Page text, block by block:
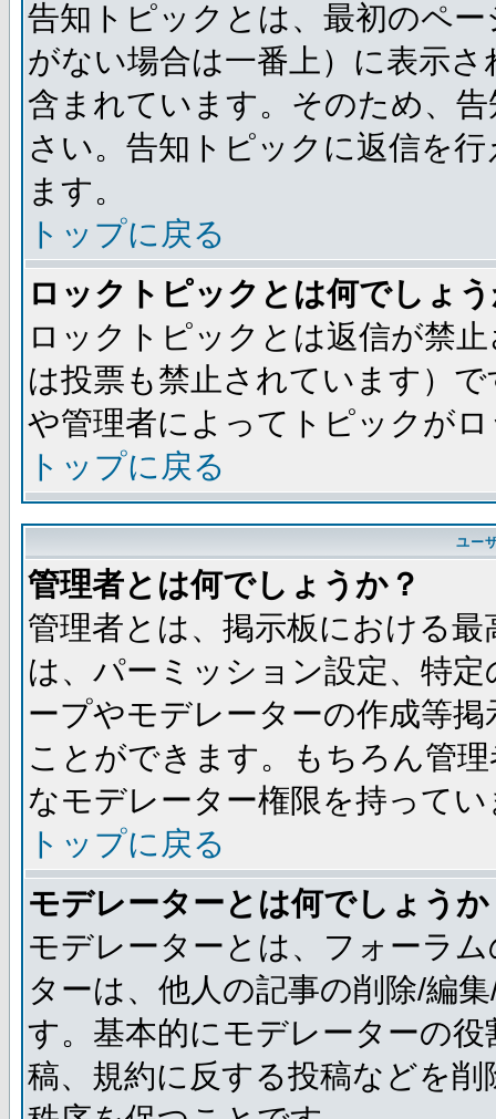
告知トピックとは、最初のペ
がない場合は一番上）に表示
含まれています。そのため、
さい。告知トピックに返信を
ます。
トップに戻る
ロックトピックとは何でしょ
ロックトピックとは返信が禁
は投票も禁止されています）
や管理者によってトピックが
トップに戻る
ユー
管理者とは何でしょうか？
管理者とは、掲示板における
は、パーミッション設定、特
ープやモデレーターの作成等
ことができます。もちろん管
なモデレーター権限を持ってい
トップに戻る
モデレーターとは何でしょうか
モデレーターとは、フォーラ
ターは、他人の記事の削除/編
す。基本的にモデレーターの
稿、規約に反する投稿などを